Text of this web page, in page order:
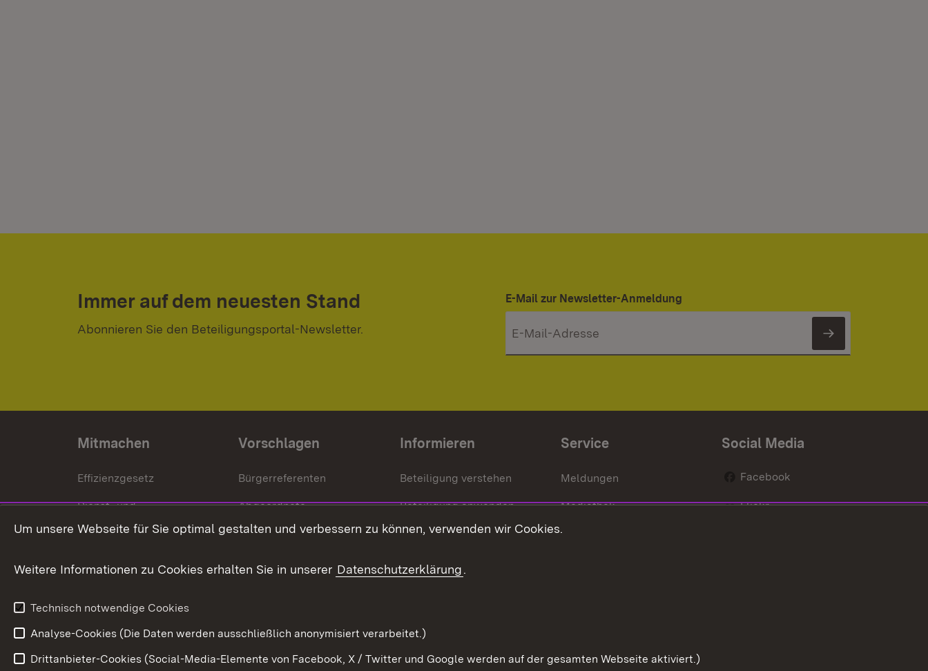
Immer auf dem neuesten Stand
Abonnieren Sie den Beteiligungsportal-Newsletter.
E-Mail zur Newsletter-Anmeldung
Newsletter
Mitmachen
Effizienzgesetz
Dienst- und
Versorgungsbezüge
Weitere
Vorschlagen
Bürgerreferenten
Abgeordnete
Bürgerbeauftragte
Informieren
Beteiligung verstehen
Beteiligung anwenden
Beteiligung stärken
Service
Meldungen
Mediathek
Publikationen
Social Media
Facebook
Flickr
Um unsere Webseite für Sie optimal gestalten und verbessern zu können, verwenden wir Cookies.
Weitere Informationen zu Cookies erhalten Sie in unserer Datenschutzerklärung.
Technisch notwendige Cookies
Analyse-Cookies (Die Daten werden ausschließlich anonymisiert verarbeitet.)
Drittanbieter-Cookies (Social-Media-Elemente von Facebook, X / Twitter und Google werden auf der gesamten Webseite aktiviert.)